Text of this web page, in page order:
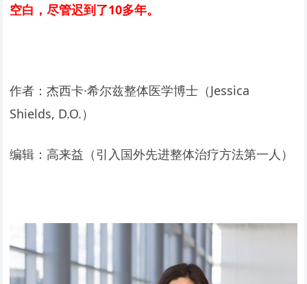
空白，尽管迟到了10多年。
作者：杰西卡·希尔兹整体医学博士（Jessica
Shields, D.O.）
编辑：高来益（引入国外先进整体治疗方法第一人）